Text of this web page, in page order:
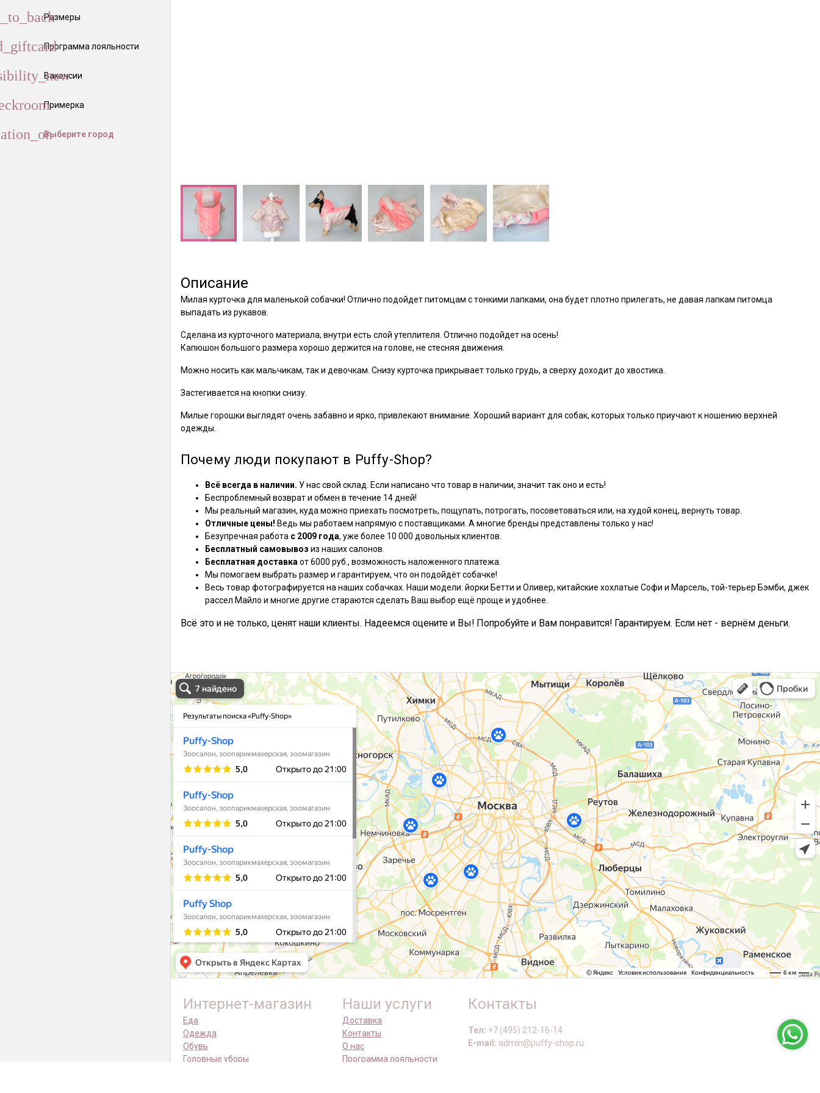
Описание
Милая курточка для маленькой собачки! Отлично подойдет питомцам с тонкими лапками, она будет плотно прилегать, не давая лапкам питомца
выпадать из рукавов.
Сделана из курточного материала, внутри есть слой утеплителя. Отлично подойдет на осень!
Капюшон большого размера хорошо держится на голове, не стесняя движения.
Можно носить как мальчикам, так и девочкам. Снизу курточка прикрывает только грудь, а сверху доходит до хвостика.
Застегивается на кнопки снизу.
Милые горошки выглядят очень забавно и ярко, привлекают внимание. Хороший вариант для собак, которых только приучают к ношению верхней
одежды.
Почему люди покупают в Puffy-Shop?
Всё всегда в наличии. У нас свой склад. Если написано что товар в наличии, значит так оно и есть!
Беспроблемный возврат и обмен в течение 14 дней!
Мы реальный магазин, куда можно приехать посмотреть, пощупать, потрогать, посоветоваться или, на худой конец, вернуть товар.
Отличные цены! Ведь мы работаем напрямую с поставщиками. А многие бренды представлены только у нас!
Безупречная работа с 2009 года, уже более 10 000 довольных клиентов.
Бесплатный самовывоз из наших салонов.
Бесплатная доставка от 6000 руб., возможность наложенного платежа.
Мы помогаем выбрать размер и гарантируем, что он подойдёт собачке!
Весь товар фотографируется на наших собачках. Наши модели: йорки Бетти и Оливер, китайские хохлатые Софи и Марсель, той-терьер Бэмби, джек
рассел Майло и многие другие стараются сделать Ваш выбор ещё проще и удобнее.
Всё это и не только, ценят наши клиенты. Надеемся оцените и Вы! Попробуйте и Вам понравится! Гарантируем. Если нет - вернём деньги.
Интернет-магазин
Еда
Одежда
Обувь
Головные уборы
Наши услуги
Доставка
Контакты
О нас
Программа лояльности
Контакты
Тел: +7 (495) 212-16-14
E-mail: admin@puffy-shop.ru
Размеры
Программа лояльности
Вакансии
Примерка
Выберите город